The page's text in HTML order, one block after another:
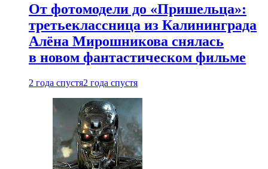
От фотомодели до «Пришельца»:
третьеклассница из Калининграда
Алёна Мирошникова снялась
в новом фантастическом фильме
2 года спустя2 года спустя